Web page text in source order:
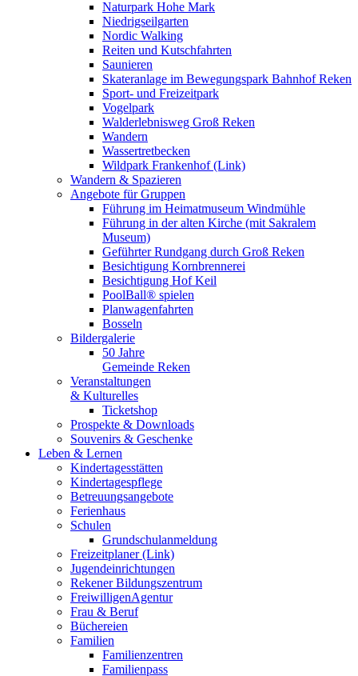
Naturpark Hohe Mark
Niedrigseilgarten
Nordic Walking
Reiten und Kutschfahrten
Saunieren
Skateranlage im Bewegungspark Bahnhof Reken
Sport- und Freizeitpark
Vogelpark
Walderlebnisweg Groß Reken
Wandern
Wassertretbecken
Wildpark Frankenhof (Link)
Wandern & Spazieren
Angebote für Gruppen
Führung im Heimatmuseum Windmühle
Führung in der alten Kirche (mit Sakralem
Museum)
Geführter Rundgang durch Groß Reken
Besichtigung Kornbrennerei
Besichtigung Hof Keil
PoolBall® spielen
Planwagenfahrten
Bosseln
Bildergalerie
50 Jahre
Gemeinde Reken
Veranstaltungen
& Kulturelles
Ticketshop
Prospekte & Downloads
Souvenirs & Geschenke
Leben & Lernen
Kindertagesstätten
Kindertagespflege
Betreuungsangebote
Ferienhaus
Schulen
Grundschulanmeldung
Freizeitplaner (Link)
Jugendeinrichtungen
Rekener Bildungszentrum
FreiwilligenAgentur
Frau & Beruf
Büchereien
Familien
Familienzentren
Familienpass